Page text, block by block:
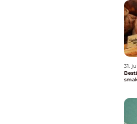
31. jul